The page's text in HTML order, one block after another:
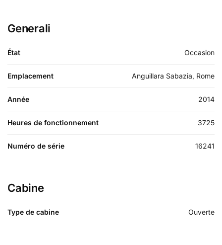
Generali
État Occasion
Emplacement Anguillara Sabazia, Rome
Année 2014
Heures de fonctionnement 3725
Numéro de série 16241
Cabine
Type de cabine Ouverte